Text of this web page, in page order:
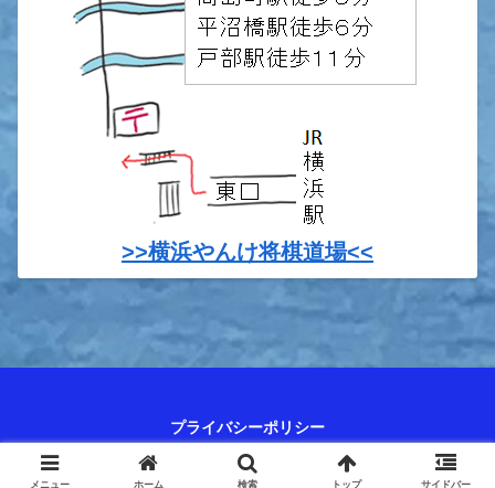
>>横浜やんけ将棋道場<<
プライバシーポリシー
© 2023 やんけ日記～将棋人生、最強のシニアを目指して.
メニュー ホーム 検索 トップ サイドバー